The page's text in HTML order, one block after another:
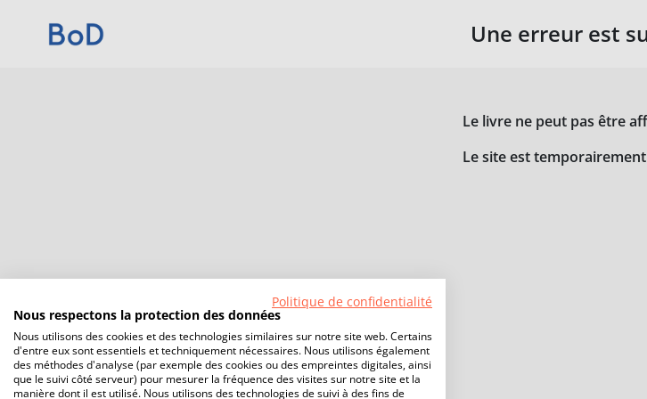
Une erreur est
Le livre ne peut pas être
Le site est
Politique de confidentialité
Nous respectons la protection des données
Nous utilisons des cookies et des technologies similaires sur notre site web. Certains
d'entre eux sont essentiels et techniquement nécessaires. Nous utilisons également
des méthodes d'analyse (par exemple des cookies ou des empreintes digitales, ainsi
que le suivi côté serveur) pour mesurer la fréquence des visites sur notre site et la
manière dont il est utilisé. Nous utilisons des technologies de suivi à des fins de